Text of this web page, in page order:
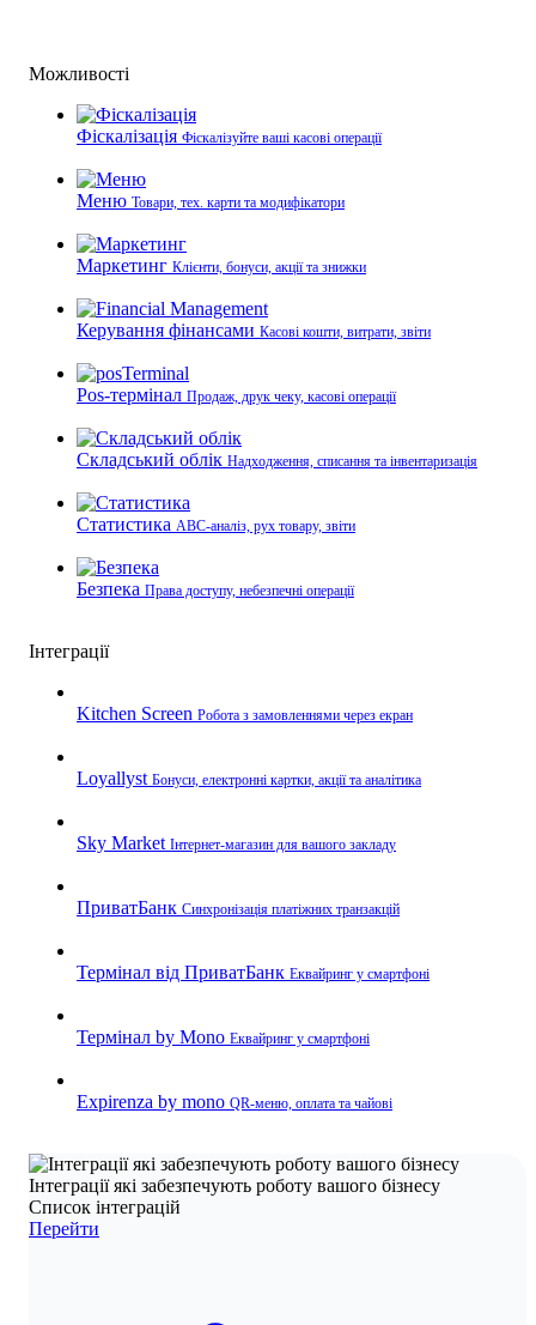
Можливості
Фіскалізація Фіскалізуйте ваші касові операції
Меню Товари, тех. карти та модифікатори
Маркетинг Клієнти, бонуси, акції та знижки
Керування фінансами Касові кошти, витрати, звіти
Pos-термінал Продаж, друк чеку, касові операції
Складський облік Надходження, списання та інвентаризація
Статистика ABC-аналіз, рух товару, звіти
Безпека Права доступу, небезпечні операції
Інтеграції
Kitchen Screen Робота з замовленнями через екран
Loyallyst Бонуси, електронні картки, акції та аналітика
Sky Market Інтернет-магазин для вашого закладу
ПриватБанк Синхронізація платіжних транзакцій
Термінал від ПриватБанк Еквайринг у смартфоні
Термінал by Mono Еквайринг у смартфоні
Expirenza by mono QR-меню, оплата та чайові
Інтеграції які забезпечують роботу вашого бізнесу
Список інтеграцій
Перейти